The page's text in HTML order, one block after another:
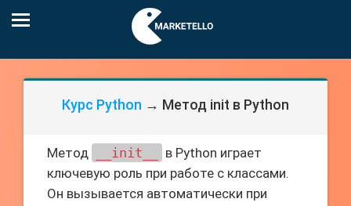
Курс Python → Метод init в Python
Метод __init__
в Python играет
ключевую роль при работе с классами.
Он вызывается автоматически при